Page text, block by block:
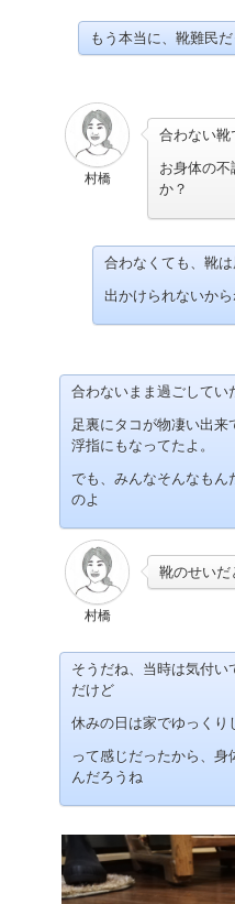
もう本当に、靴難民だ
村橋
合わない靴
お身体の
か？
合わなくても、靴は
出かけられないか
合わないまま過ごしてい
足裏にタコが物凄い出来
浮指にもなってたよ。
でも、みんなそんなもん
のよ
村橋
靴のせい
そうだね、当時は気付い
だけど
休みの日は家でゆっくり
って感じだったから、身
んだろうね